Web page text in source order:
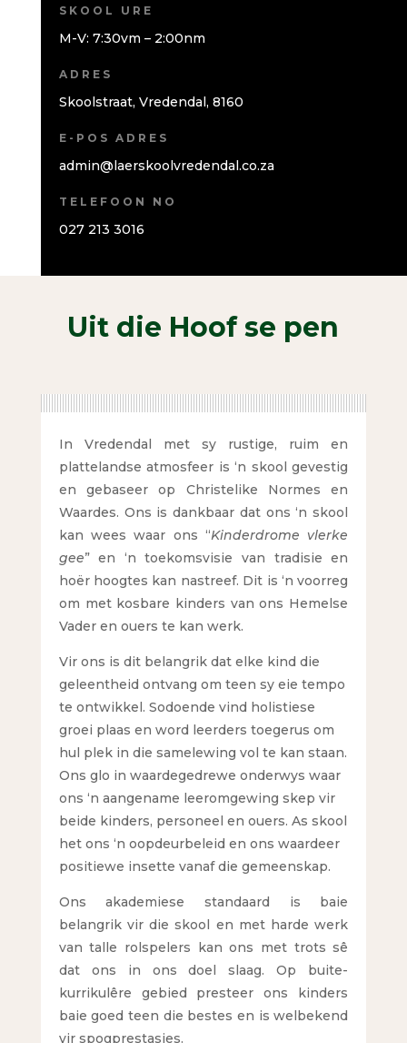
SKOOL URE
M-V: 7:30vm – 2:00nm
ADRES
Skoolstraat, Vredendal, 8160
E-POS ADRES
admin@laerskoolvredendal.co.za
TELEFOON NO
027 213 3016
Uit die Hoof se pen
In Vredendal met sy rustige, ruim en
plattelandse atmosfeer is ‘n skool gevestig
en gebaseer op Christelike Normes en
Waardes. Ons is dankbaar dat ons ‘n skool
kan wees waar ons “Kinderdrome vlerke
gee” en ‘n toekomsvisie van tradisie en
hoër hoogtes kan nastreef. Dit is ‘n voorreg
om met kosbare kinders van ons Hemelse
Vader en ouers te kan werk.
Vir ons is dit belangrik dat elke kind die
geleentheid ontvang om teen sy eie tempo
te ontwikkel. Sodoende vind holistiese
groei plaas en word leerders toegerus om
hul plek in die samelewing vol te kan staan.
Ons glo in waardegedrewe onderwys waar
ons ‘n aangename leeromgewing skep vir
beide kinders, personeel en ouers. As skool
het ons ‘n oopdeurbeleid en ons waardeer
positiewe insette vanaf die gemeenskap.
Ons akademiese standaard is baie
belangrik vir die skool en met harde werk
van talle rolspelers kan ons met trots sê
dat ons in ons doel slaag. Op buite-
kurrikulêre gebied presteer ons kinders
baie goed teen die bestes en is welbekend
vir spogprestasies.